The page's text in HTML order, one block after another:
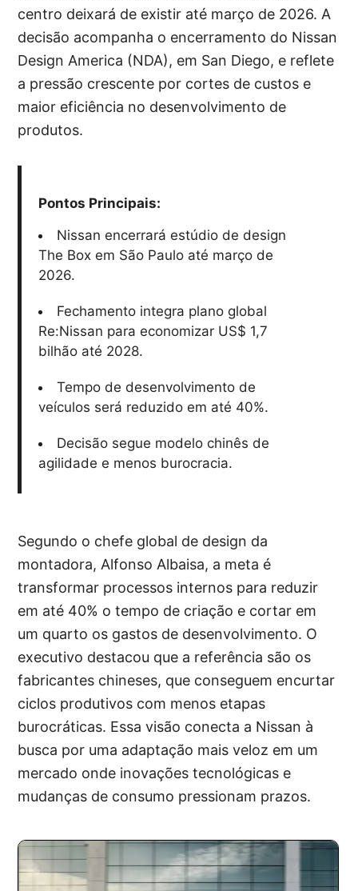
centro deixará de existir até março de 2026. A
decisão acompanha o encerramento do Nissan
Design America (NDA), em San Diego, e reflete
a pressão crescente por cortes de custos e
maior eficiência no desenvolvimento de
produtos.
Pontos Principais:
Nissan encerrará estúdio de design
The Box em São Paulo até março de
2026.
Fechamento integra plano global
Re:Nissan para economizar US$ 1,7
bilhão até 2028.
Tempo de desenvolvimento de
veículos será reduzido em até 40%.
Decisão segue modelo chinês de
agilidade e menos burocracia.
Segundo o chefe global de design da
montadora, Alfonso Albaisa, a meta é
transformar processos internos para reduzir
em até 40% o tempo de criação e cortar em
um quarto os gastos de desenvolvimento. O
executivo destacou que a referência são os
fabricantes chineses, que conseguem encurtar
ciclos produtivos com menos etapas
burocráticas. Essa visão conecta a Nissan à
busca por uma adaptação mais veloz em um
mercado onde inovações tecnológicas e
mudanças de consumo pressionam prazos.